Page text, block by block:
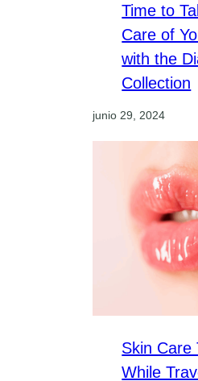
Time to
Care of
with the
Collection
junio 29, 2024
Skin Care
While